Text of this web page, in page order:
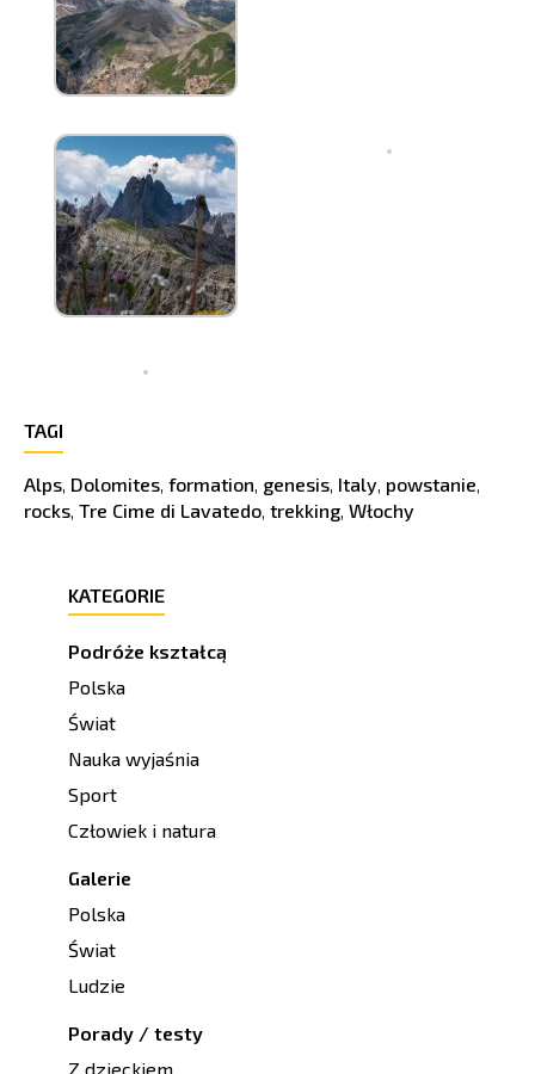
TAGI
Alps, Dolomites, formation, genesis, Italy, powstanie,
rocks, Tre Cime di Lavatedo, trekking, Włochy
KATEGORIE
Podróże kształcą
Polska
Świat
Nauka wyjaśnia
Sport
Człowiek i natura
Galerie
Polska
Świat
Ludzie
Porady / testy
Z dzieckiem